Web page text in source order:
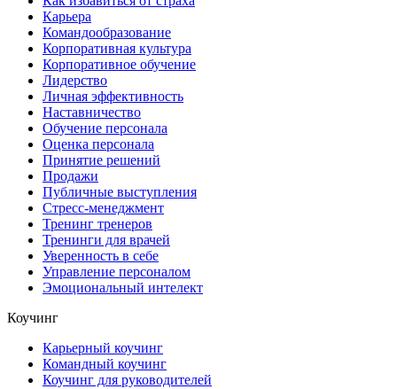
Карьера
Командообразование
Корпоративная культура
Корпоративное обучение
Лидерство
Личная эффективность
Наставничество
Обучение персонала
Оценка персонала
Принятие решений
Продажи
Публичные выступления
Стресс-менеджмент
Тренинг тренеров
Тренинги для врачей
Уверенность в себе
Управление персоналом
Эмоциональный интелект
Коучинг
Карьерный коучинг
Командный коучинг
Коучинг для руководителей